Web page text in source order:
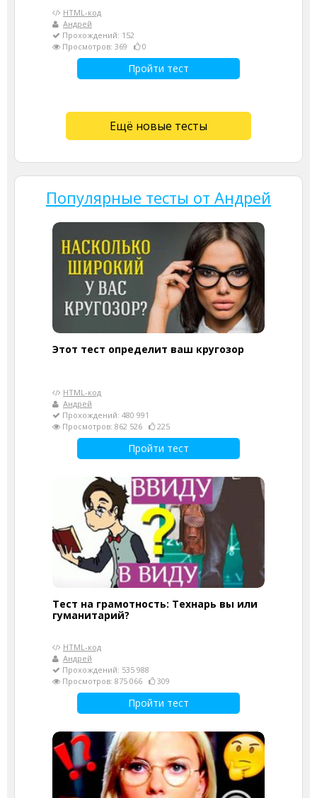
HTML-код
Андрей
Прохождений: 152
Просмотров: 369
0
Пройти тест
Ещё новые тесты
Популярные тесты от Андрей
Этот тест определит ваш кругозор
HTML-код
Андрей
Прохождений: 480 991
Просмотров: 862 526
225
Пройти тест
Тест на грамотность: Технарь вы или
гуманитарий?
HTML-код
Андрей
Прохождений: 535 988
Просмотров: 875 066
309
Пройти тест